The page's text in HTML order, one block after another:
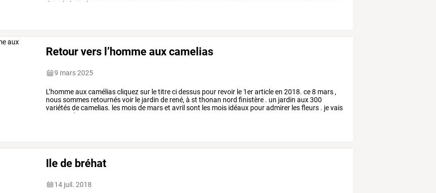
dans
la baie de
Retour vers l’homme aux camelias
9 mars 2025
L’hommeauxcaméliascliquezsur letitrecidessus pour revoir le 1erarticleen 2018. ce8 mars ,
noussommes retournésvoir le jardin de rené, à st thonan nord finistère . un jardin aux300
variétésdecamelias. les moisde marset avril sont les mois idéaux pouradmirer lesfleurs . jevais
de
Ile de bréhat
14 juil. 2018